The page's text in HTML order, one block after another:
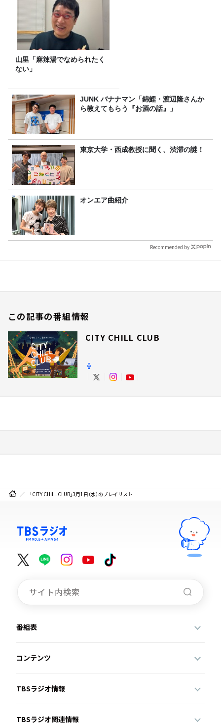
山里「麻辣湯でなめられたく
ない」
JUNK バナナマン「錦鯉・渡辺隆さんか
ら教えてもらう『お酒の話』」
東京大学・西成教授に聞く、渋滞の謎！
オンエア曲紹介
Recommended by
この記事の番組情報
CITY CHILL CLUB
「CITY CHILL CLUB」3月1日（水）のプレイリスト
番組表
コンテンツ
TBSラジオ情報
TBSラジオ関連情報